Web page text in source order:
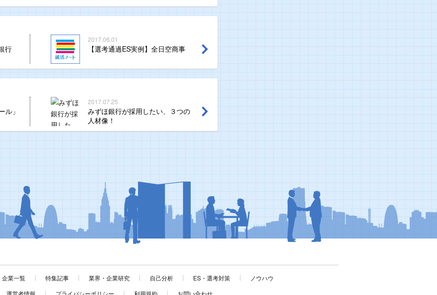
行
2017.06.01
【選考通過ES実例】全日空商事
ル」
2017.07.25
みずほ銀行が採用したい、３つの
人材像！
企業一覧 特集記事 業界・企業研究 自己分析 ES・選考対策
ノウハウ
運営者情報
プライバシーポリシー 利用規約 お問い合わせ